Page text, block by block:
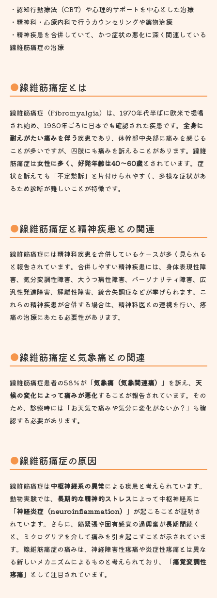
・認知行動療法（CBT）や心理的サポートを中心とした治療
・精神科・心療内科で行うカウンセリングや薬物治療
・精神疾患を合併していて、かつ症状の悪化に深く関連している
線維筋痛症の治療
線維筋痛症とは
線維筋痛症（Fibromyalgia）は、1970年代半ばに欧米で提唱
され始め、1980年ごろに日本でも確認された疾患です。 全身に
耐えがたい痛みを伴う疾患であり、体幹部中央部に痛みを感じる
ことが多いですが、四肢にも痛みを訴えることがあります。線維
筋痛症は女性に多く、好発年齢は40～60歳とされています。症
状を訴えても「不定愁訴」と片付けられやすく、多様な症状があ
るため診断が難しいことが特徴です。
線維筋痛症と精神疾患との関連
線維筋痛症には精神科疾患を合併しているケースが多く見られる
と報告されています。合併しやすい精神疾患には、身体表現性障
害、気分変調性障害、大うつ病性障害、パーソナリティ障害、広
汎性発達障害、解離性障害、統合失調症などが挙げられます。こ
れらの精神疾患が合併する場合は、精神科医との連携を行い、疼
痛の治療にあたる必要性があります。
線維筋痛症と気象痛との関連
線維筋痛症患者の58％が「気象痛（気象関連痛） 」を訴え、 天
候の変化によって痛みが悪化することが報告されています。その
ため、診察時には「お天気で痛みや気分に変化がないか？」も確
認する必要があります。
線維筋痛症の原因
線維筋痛症は中枢神経系の異常による疾患と考えられています。
動物実験では、 長期的な精神的ストレスによって中枢神経系に
「神経炎症（neuroinflammation）
」が起こることが証明さ
れています。さらに、筋緊張や固有感覚の過興奮が長期間続く
と、ミクログリアを介して痛みを引き起こすことが示されていま
す。線維筋痛症の痛みは、神経障害性疼痛や炎症性疼痛とは異な
る新しいメカニズムによるものと考えられており、「痛覚変調性
疼痛 」として注目されています。